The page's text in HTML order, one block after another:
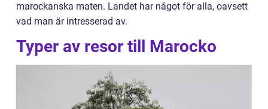
marockanska maten. Landet har något för alla, oavsett
vad man är intresserad av.
Typer av resor till Marocko